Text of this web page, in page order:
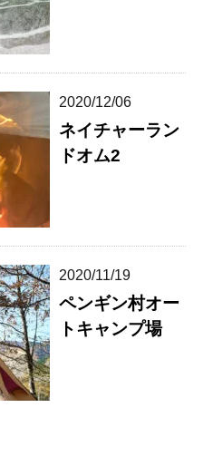
2020/12/06
ネイチャーラン
ドオム2
2020/11/19
ペンギン村オー
トキャンプ場